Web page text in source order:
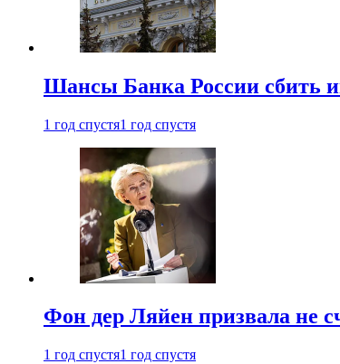
Шансы Банка России сбить
1 год спустя1 год спустя
Фон дер Ляйен призвала не
1 год спустя1 год спустя